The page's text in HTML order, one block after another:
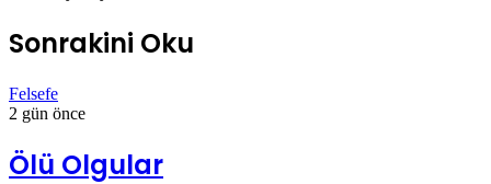
Sonrakini Oku
Felsefe
2 gün önce
Ölü Olgular